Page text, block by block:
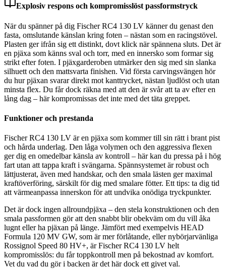
Explosiv respons och kompromisslöst passformstryck
När du spänner på dig Fischer RC4 130 LV känner du genast den
fasta, omslutande känslan kring foten – nästan som en racingstövel.
Plasten ger ifrån sig ett distinkt, dovt klick när spännena sluts. Det är
en pjäxa som känns sval och torr, med en innersko som formar sig
strikt efter foten. I pjäxgarderoben utmärker den sig med sin slanka
silhuett och den mattsvarta finishen. Vid första carvingsvängen hör
du hur pjäxan svarar direkt mot kanttrycket, nästan ljudlöst och utan
minsta flex. Du får dock räkna med att den är svår att ta av efter en
lång dag – här kompromissas det inte med det täta greppet.
Funktioner och prestanda
Fischer RC4 130 LV är en pjäxa som kommer till sin rätt i brant pist
och hårda underlag. Den låga volymen och den aggressiva flexen
ger dig en omedelbar känsla av kontroll – här kan du pressa på i hög
fart utan att tappa kraft i svängarna. Spännsystemet är robust och
lättjusterat, även med handskar, och den smala lästen ger maximal
kraftöverföring, särskilt för dig med smalare fötter. Ett tips: ta dig tid
att värmeanpassa innerskon för att undvika onödiga tryckpunkter.
Det är dock ingen allroundpjäxa – den stela konstruktionen och den
smala passformen gör att den snabbt blir obekväm om du vill åka
lugnt eller ha pjäxan på länge. Jämfört med exempelvis HEAD
Formula 120 MV GW, som är mer förlåtande, eller nybörjarvänliga
Rossignol Speed 80 HV+, är Fischer RC4 130 LV helt
kompromisslös: du får toppkontroll men på bekostnad av komfort.
Vet du vad du gör i backen är det här dock ett givet val.